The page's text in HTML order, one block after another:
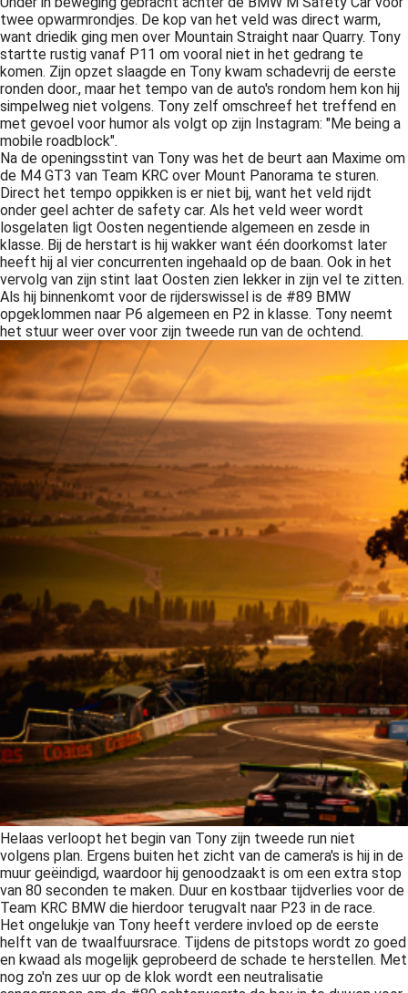
twee opwarmrondjes. De kop van het veld was direct warm,
want driedik ging men over Mountain Straight naar Quarry. Tony
startte rustig vanaf P11 om vooral niet in het gedrang te
komen. Zijn opzet slaagde en Tony kwam schadevrij de eerste
ronden door., maar het tempo van de auto's rondom hem kon hij
simpelweg niet volgens. Tony zelf omschreef het treffend en
met gevoel voor humor als volgt op zijn Instagram: "Me being a
mobile roadblock".
Na de openingsstint van Tony was het de beurt aan Maxime om
de M4 GT3 van Team KRC over Mount Panorama te sturen.
Direct het tempo oppikken is er niet bij, want het veld rijdt
onder geel achter de safety car. Als het veld weer wordt
losgelaten ligt Oosten negentiende algemeen en zesde in
klasse. Bij de herstart is hij wakker want één doorkomst later
heeft hij al vier concurrenten ingehaald op de baan. Ook in het
vervolg van zijn stint laat Oosten zien lekker in zijn vel te zitten.
Als hij binnenkomt voor de rijderswissel is de #89 BMW
opgeklommen naar P6 algemeen en P2 in klasse. Tony neemt
het stuur weer over voor zijn tweede run van de ochtend.
Helaas verloopt het begin van Tony zijn tweede run niet
volgens plan. Ergens buiten het zicht van de camera's is hij in de
muur geëindigd, waardoor hij genoodzaakt is om een extra stop
van 80 seconden te maken. Duur en kostbaar tijdverlies voor de
Team KRC BMW die hierdoor terugvalt naar P23 in de race.
Het ongelukje van Tony heeft verdere invloed op de eerste
helft van de twaalfuursrace. Tijdens de pitstops wordt zo goed
en kwaad als mogelijk geprobeerd de schade te herstellen. Met
nog zo'n zes uur op de klok wordt een neutralisatie
op
gebruikt
te
de
Hierdoor
website-
van